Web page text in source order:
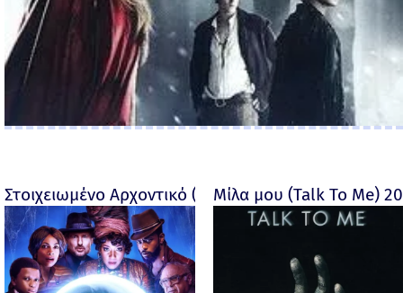
Στοιχειωμένο Αρχοντικό (Haunted Mansion) - 2023
Μίλα μου (Talk To Me)